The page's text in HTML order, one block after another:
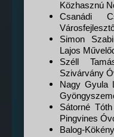
Közhasznú
Csanádi
Simon
Lajos
Széll
Szivárvány
Nagy Gyula
Sátorné
Pingvines
Balog-